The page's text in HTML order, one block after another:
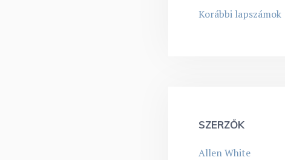
Korábbi lapszámok
SZERZŐK
Allen White